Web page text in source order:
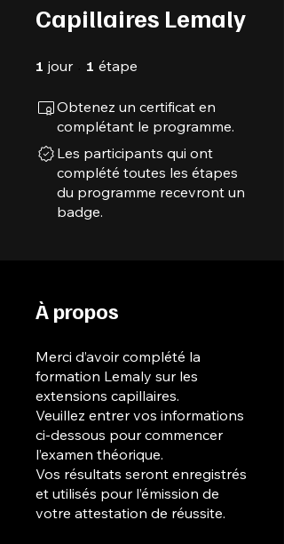
Capillaires Lemaly
1 jour 1 jour1 étape
Obtenez un certificat en
complétant le programme.
Les participants qui ont
complété toutes les étapes
du programme recevront un
badge.
À propos
Merci d’avoir complété la
formation Lemaly sur les
extensions capillaires.
Veuillez entrer vos informations
ci-dessous pour commencer
l’examen théorique.
Vos résultats seront enregistrés
et utilisés pour l’émission de
votre attestation de réussite.